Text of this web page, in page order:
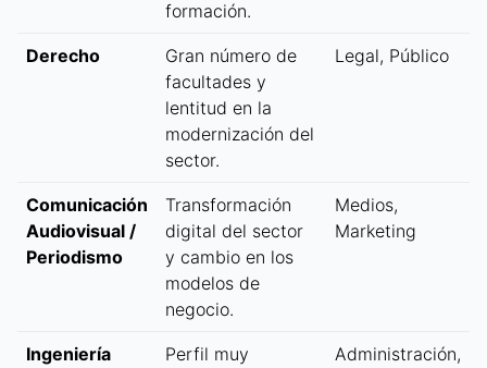
formación.
Derecho
Gran número de
facultades y
lentitud en la
modernización del
sector.
Legal, Público
Comunicación
Audiovisual /
Periodismo
Transformación
digital del sector
y cambio en los
modelos de
negocio.
Medios,
Marketing
Ingeniería
Perfil muy
Administración,